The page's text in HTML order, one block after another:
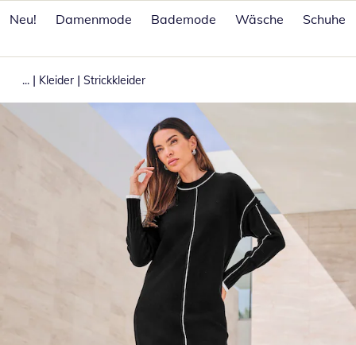
Neu!
Damenmode Bademode Wäsche Schuhe
... | Kleider | Strickkleider